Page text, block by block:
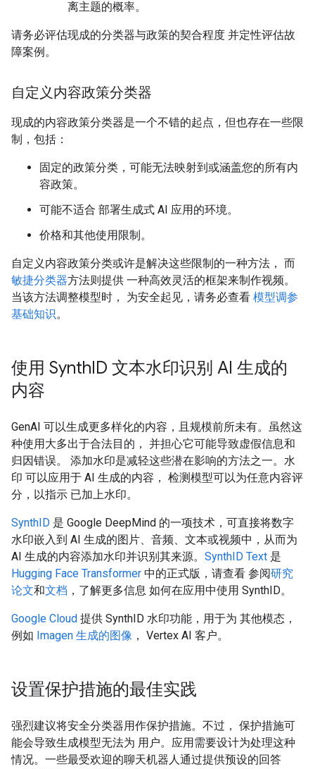
离主题的概率。
请务必评估现成的分类器与政策的契合程度 并定性评估故
障案例。
自定义内容政策分类器
现成的内容政策分类器是一个不错的起点，但也存在一些限
制，包括：
固定的政策分类，可能无法映射到或涵盖您的所有内
容政策。
可能不适合 部署生成式 AI 应用的环境。
价格和其他使用限制。
自定义内容政策分类或许是解决这些限制的一种方法， 而
敏捷分类器方法则提供 一种高效灵活的框架来制作视频。
当该方法调整模型时， 为安全起见，请务必查看 模型调参
基础知识。
使用 SynthID 文本水印识别 AI 生成的
内容
GenAI 可以生成更多样化的内容，且规模前所未有。虽然这
种使用大多出于合法目的， 并担心它可能导致虚假信息和
归因错误。 添加水印是减轻这些潜在影响的方法之一。水
印 可以应用于 AI 生成的内容， 检测模型可以为任意内容评
分，以指示 已加上水印。
SynthID 是 Google DeepMind 的一项技术，可直接将数字
水印嵌入到 AI 生成的图片、音频、文本或视频中，从而为
AI 生成的内容添加水印并识别其来源。 SynthID Text 是
Hugging Face Transformer 中的正式版，请查看 参阅研究
论文和文档 ，了解更多信息 如何在应用中使用 SynthID。
Google Cloud 提供 SynthID 水印功能，用于为 其他模态，
例如 Imagen 生成的图像 ， Vertex AI 客户。
设置保护措施的最佳实践
强烈建议将安全分类器用作保护措施。不过， 保护措施可
能会导致生成模型无法为 用户。应用需要设计为处理这种
情况。一些最受欢迎的聊天机器人通过提供预设的回答